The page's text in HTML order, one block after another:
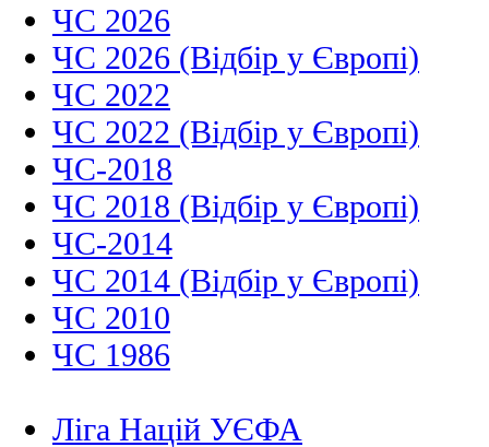
ЧС 2026
ЧС 2026 (Відбір у Європі)
ЧС 2022
ЧС 2022 (Відбір у Європі)
ЧС-2018
ЧС 2018 (Відбір у Європі)
ЧС-2014
ЧС 2014 (Відбір у Європі)
ЧС 2010
ЧС 1986
Ліга Націй УЄФА